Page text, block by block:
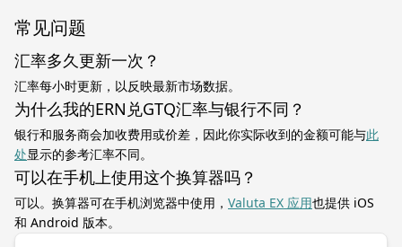
常见问题
汇率多久更新一次？
汇率每小时更新，以反映最新市场数据。
为什么我的ERN兑GTQ汇率与银行不同？
银行和服务商会加收费用或价差，因此你实际收到的金额可能与此
处显示的参考汇率不同。
可以在手机上使用这个换算器吗？
可以。换算器可在手机浏览器中使用， Valuta EX 应用也提供 iOS
和 Android 版本。